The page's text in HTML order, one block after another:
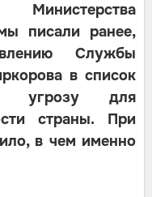
писали ранее,
Службы
в список
угрозу для
страны. При
в чем именно